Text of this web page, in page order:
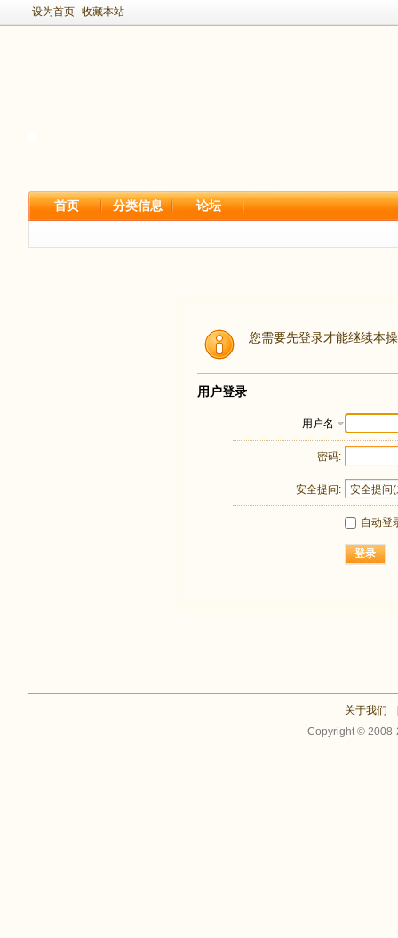
设为首页 收藏本站
首页 分类信息 论坛
您需要先登录才能继续本
用户登录
用户名
密码:
安全提问:
自动登
登录
关于我们
Copyright ©